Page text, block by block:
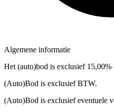
Algemene informatie
Het (auto)bod is exclusief 15,00%
(Auto)Bod is exclusief BTW.
(Auto)Bod is exclusief eventuele